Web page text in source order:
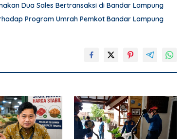
Dua Sales Bertransaksi di Bandar Lampung
Program Umrah Pemkot Bandar Lampung